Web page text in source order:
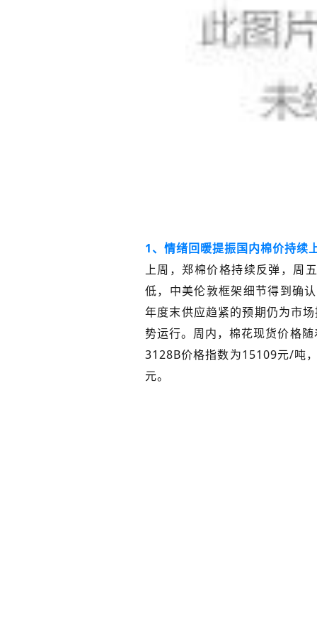
1、情绪回暖提振国内棉价持续
上周，郑棉价格持续反弹，周
低，中美伦敦框架细节得到确
年度末供应趋紧的预期仍为市
势运行。周内，棉花现货价格
3128B价格指数为15109元/吨
元。